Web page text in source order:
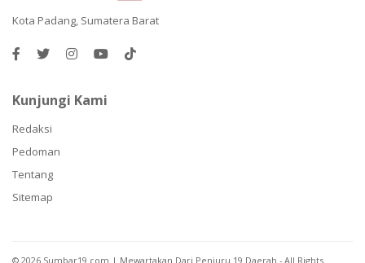
Kota Padang, Sumatera Barat
Kunjungi Kami
Redaksi
Pedoman
Tentang
Sitemap
© 2026 Sumbar19.com | Mewartakan Dari Penjuru 19 Daerah - All Rights